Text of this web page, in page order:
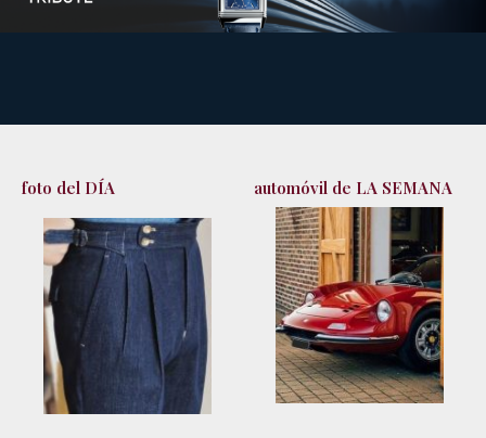
foto del DÍA automóvil de LA SEMANA